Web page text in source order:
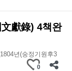
獻錄) 4책완
년(숭정기원후3
0